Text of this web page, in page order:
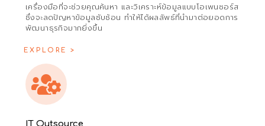
เครื่องมือที่จะช่วยคุณค้นหา และวิเคราะห์ข้อมูลแบบโอเพนซอร์ส
ซึ่งจะลดปัญหาข้อมูลซับซ้อน ทำให้ได้ผลลัพธ์ที่นำมาต่อยอดการ
พัฒนาธุรกิจมากยิ่งขึ้น
EXPLORE >
IT Outsource